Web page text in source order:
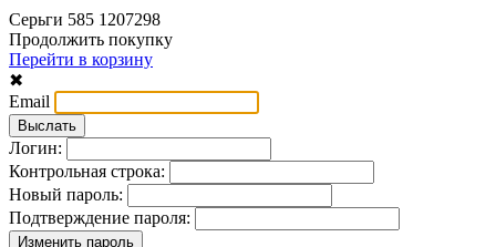
Серьги 585 1207298
Продолжить покупку
Перейти в корзину
✖
Email
Логин:
Контрольная строка:
Новый пароль:
Подтверждение пароля: